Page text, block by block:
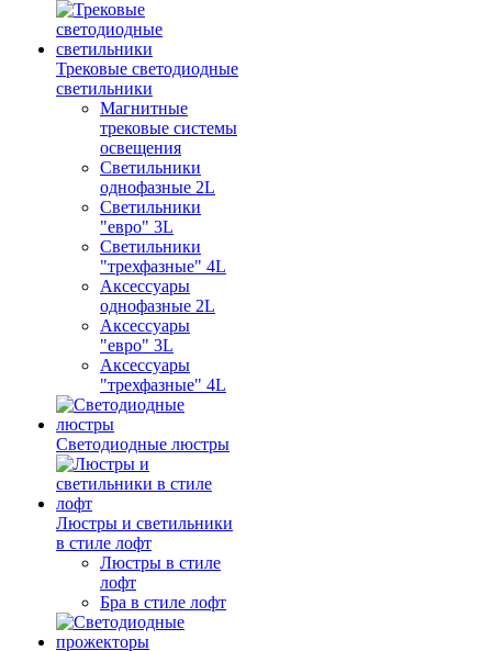
Трековые светодиодные
светильники
Магнитные
трековые системы
освещения
Светильники
однофазные 2L
Светильники
"евро" 3L
Светильники
"трехфазные" 4L
Аксессуары
однофазные 2L
Аксессуары
"евро" 3L
Аксессуары
"трехфазные" 4L
Светодиодные люстры
Люстры и светильники
в стиле лофт
Люстры в стиле
лофт
Бра в стиле лофт